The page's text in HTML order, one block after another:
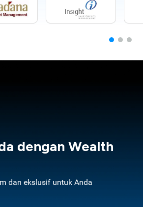
dengan Wealth
dan ekslusif untuk Anda